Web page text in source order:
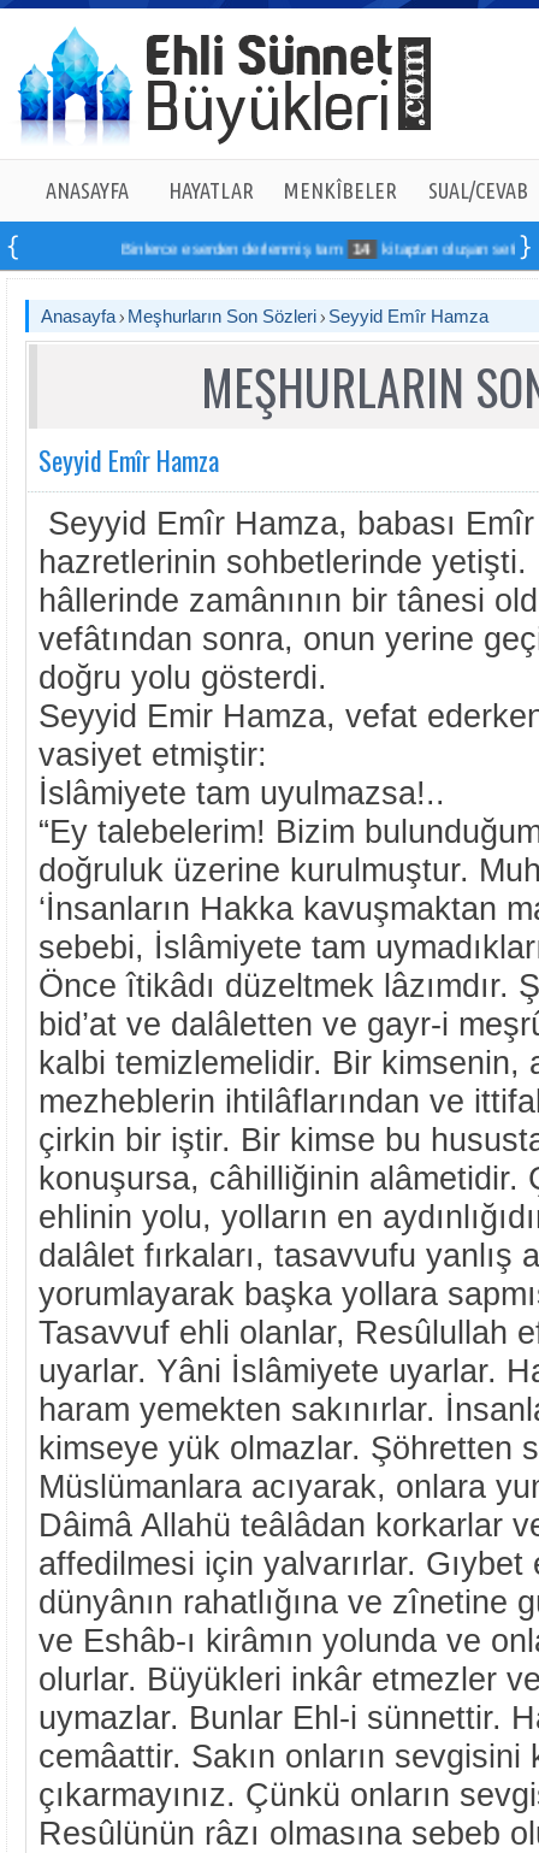
ANASAYFA HAYATLAR MENKÎBELER SUAL/CEVAB
Binlerce eserden derlenmiş tam 14 kitaptan oluşan seti online
Anasayfa Meşhurların Son Sözleri Seyyid Emîr Hamza
MEŞHURLARIN
Seyyid Emîr Hamza
Seyyid Emîr Hamza, babası
hazretlerinin sohbetlerinde
hâllerinde zamânının bir tânesi
vefâtından sonra, onun yerine
doğru yolu gösterdi.
Seyyid Emir Hamza, vefat
vasiyet etmiştir:
İslâmiyete tam uyulmazsa!..
“Ey talebelerim! Bizim
doğruluk üzerine kurulmuştur.
‘İnsanların Hakka kavuşmaktan
sebebi, İslâmiyete tam
Önce îtikâdı düzeltmek lâzımdır.
bid’at ve dalâletten ve gayr-i
kalbi temizlemelidir. Bir kimsenin,
mezheblerin ihtilâflarından ve
çirkin bir iştir. Bir kimse bu
konuşursa, câhilliğinin alâmetidir.
ehlinin yolu, yolların en
dalâlet fırkaları, tasavvufu yanlış
yorumlayarak başka yollara
Tasavvuf ehli olanlar, Resûlullah
uyarlar. Yâni İslâmiyete uyarlar.
haram yemekten sakınırlar.
kimseye yük olmazlar. Şöhretten
Müslümanlara acıyarak, onlara
Dâimâ Allahü teâlâdan korkarlar
affedilmesi için yalvarırlar.
dünyânın rahatlığına ve zînetine
ve Eshâb-ı kirâmın yolunda ve
olurlar. Büyükleri inkâr etmezler
uymazlar. Bunlar Ehl-i sünnettir.
cemâattir. Sakın onların sevgisini
çıkarmayınız. Çünkü onların
Resûlünün râzı olmasına sebeb